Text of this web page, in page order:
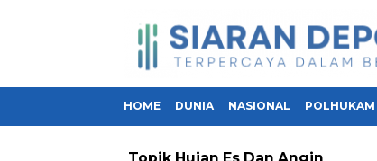
HOME DUNIA NASIONAL POLHUKAM